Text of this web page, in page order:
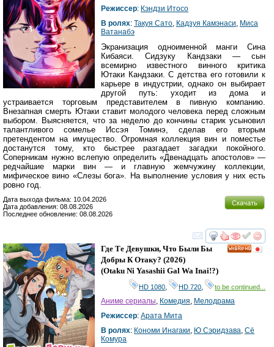
Режиссер: Кэндзи Итосо
В ролях: Такуя Сато Кадзуя Камэнаси Миса
Ватанабэ
Экранизация одноименной манги Сина
Кибаяси. Сидзуку Кандзаки — сын
всемирно известного винного критика
Ютаки Кандзаки. С детства его готовили к
карьере в индустрии, однако он выбирает
другой путь: уходит из дома и
устраивается торговым представителем в пивную компанию.
Внезапная смерть Ютаки ставит молодого человека перед сложным
выбором. Выясняется, что за неделю до кончины старик усыновил
талантливого сомелье Иссэя Томинэ, сделав его вторым
претендентом на имущество. Огромная коллекция вин и поместье
достанутся тому, кто быстрее разгадает загадки покойного.
Соперникам нужно вслепую определить «Двенадцать апостолов» —
редчайшие марки вин — и главную жемчужину коллекции,
мифическое вино «Слезы бога». На выполнение условия у них есть
ровно год.
Скачать
Дата выхода фильма: 10.04.2026
Дата добавления: 08.08.2026
Последнее обновление: 08.08.2026
смотреть
Где Те Девушки, Что Были Бы
Добры К Отаку? (2026)
(Otaku Ni Yasashii Gal Wa Inai!?)
HD 1080 HD 720 to be continued...
Аниме сериалы, Комедия, Мелодрама
Режиссер: Арата Мита
В ролях: Кономи Инагаки, Ю Сэридзава, Сё
Комура